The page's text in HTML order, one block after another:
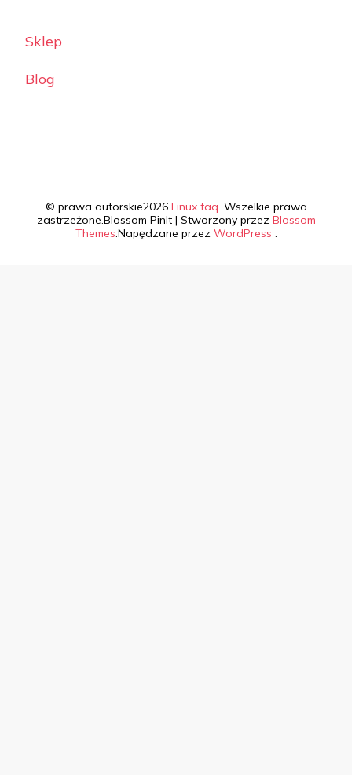
Sklep
Blog
© prawa autorskie2026 Linux faq . Wszelkie prawa
zastrzeżone. Blossom PinIt | Stworzony przez Blossom
Themes .Napędzane przez WordPress